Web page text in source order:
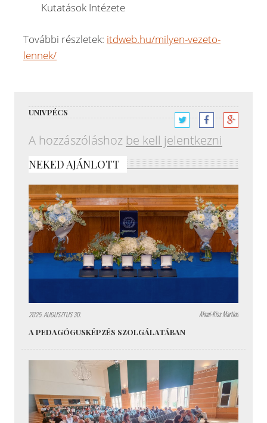
Kutatások Intézete
További részletek: itdweb.hu/milyen-vezeto-
lennek/
UNIVPÉCS
A hozzászóláshoz be kell jelentkezni
NEKED AJÁNLOTT
2025. AUGUSZTUS 30. Aknai-Kiss Martina
A PEDAGÓGUSKÉPZÉS SZOLGÁLATÁBAN